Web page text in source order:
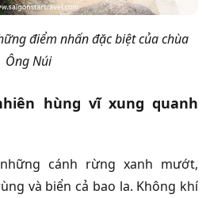
điểm nhấn đặc biệt của chùa
Ông Núi
hùng vĩ xung quanh
cánh rừng xanh mướt,
và biển cả bao la. Không khí